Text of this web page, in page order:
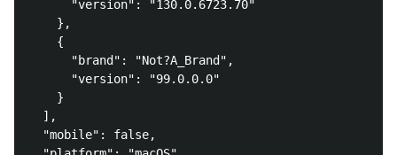
      "version": "130.0.6723.70"
    },
    {
      "brand": "Not?A_Brand",
      "version": "99.0.0.0"
    }
  ],
  "mobile": false,